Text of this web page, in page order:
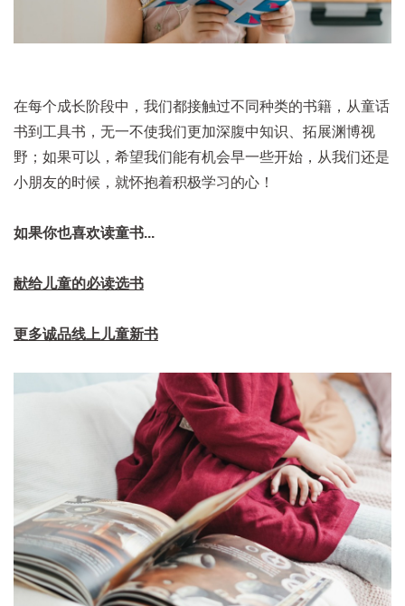
在每个成长阶段中，我们都接触过不同种类的书籍，从童话
书到工具书，无一不使我们更加深腹中知识、拓展渊博视
野；如果可以，希望我们能有机会早一些开始，从我们还是
小朋友的时候，就怀抱着积极学习的心！
如果你也喜欢读童书...
献给儿童的必读选书
更多诚品线上儿童新书